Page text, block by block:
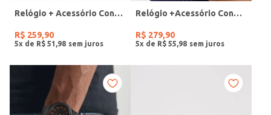
Relógio + Acessório Condor Feminino PRATA
R$ 259,90
5x de R$ 51 98
Relógio +Acessório Condor Feminino DOURADO
R$ 279,90
5x de R$ 55 98